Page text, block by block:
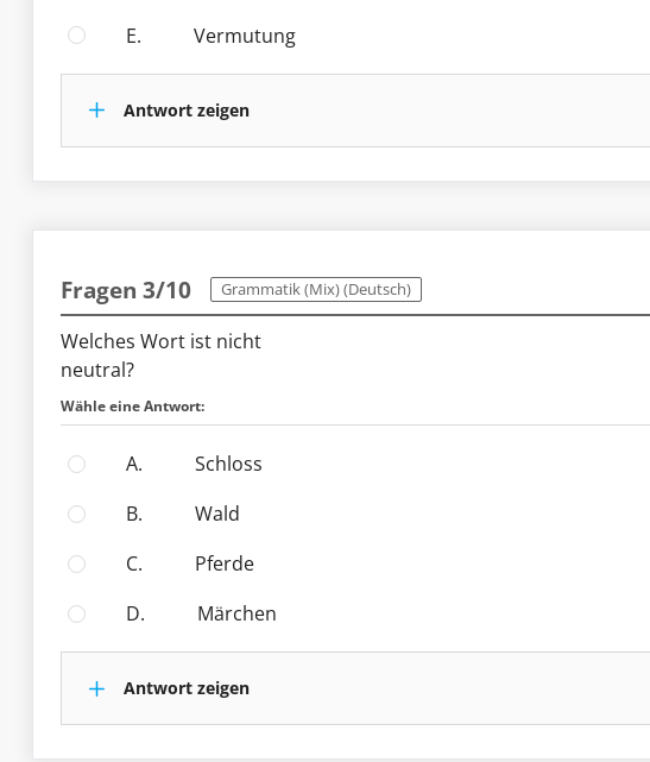
E.
Vermutung
Antwort zeigen
Fragen 3/10 Grammatik (Mix) (Deutsch)
Welches Wort ist nicht
neutral?
Wähle eine Antwort:
A.
Schloss
B.
Wald
C.
Pferde
D.
Märchen
Antwort zeigen